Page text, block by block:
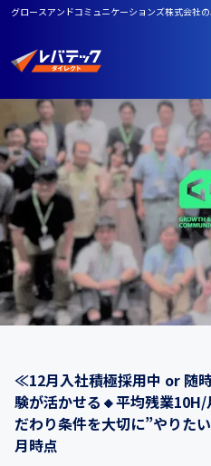
グロースアンドコミュニケーションズ株式会社
≪12月入社積極採用中 or 随
験が活かせる🔸平均残業
だわり条件を大切に”やりた
月時点